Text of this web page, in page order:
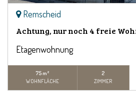
Remscheid
Achtung, nur noch 4 freie
Etagenwohnung
75 m²
WOHNFLÄCHE
2
ZIMMER